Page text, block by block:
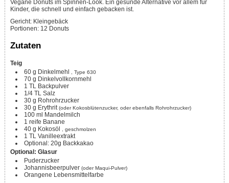
Vegane Donuts im Spinnen-Look. Ein gesunde Alternative vor allem für
Kinder, die schnell und einfach gebacken ist.
Gericht: Kleingebäck
Portionen: 12 Donuts
Zutaten
Teig
60 g Dinkelmehl , Type 630
70 g Dinkelvollkornmehl
1 TL Backpulver
1/4 TL Salz
30 g Rohrohrzucker
30 g Erythrit (oder Kokosblütenzucker, oder ebenfalls Rohrohrzucker)
100 ml Mandelmilch
1 reife Banane
40 g Kokosöl , geschmolzen
1 TL Vanilleextrakt
Optional: 20g Backkakao
Optional: Glasur
Puderzucker
Johannisbeerpulver (oder Maqui-Pulver)
Orangene Lebensmittelfarbe